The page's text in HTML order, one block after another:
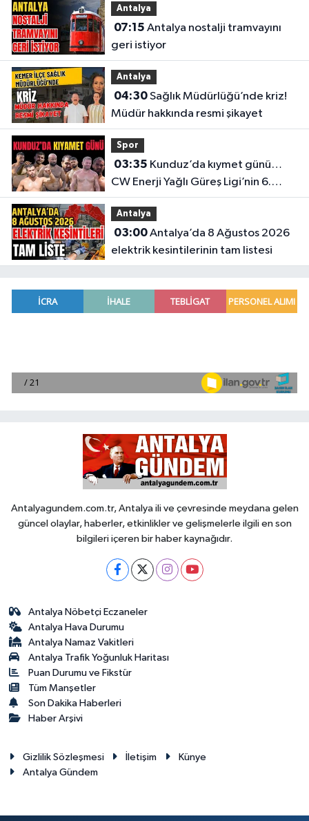
Antalya
07:15
geri istiyor
Antalya
04:30Sağlık Müdürlüğü’nde kriz!
Müdür hakkında resmi şikayet
Spor
03:35
CW Enerji Yağlı Güreş Ligi’nin 6.
Etabı öncesi nefesler tutuldu
Antalya
03:00Antalya’da 8 Ağustos 2026
elektrik kesintilerinin tam listesi
Antalyagundem.com.tr, Antalya ili ve çevresinde meydana gelen
güncel olaylar, haberler, etkinlikler ve gelişmelerle ilgili en son
bilgileri içeren bir haber kaynağıdır.
Antalya Nöbetçi Eczaneler
Antalya Hava Durumu
Antalya Namaz Vakitleri
Antalya Trafik Yoğunluk Haritası
Puan Durumu ve Fikstür
Tüm Manşetler
Son Dakika Haberleri
Haber Arşivi
Gizlilik Sözleşmesi İletişim
Künye
Antalya Gündem